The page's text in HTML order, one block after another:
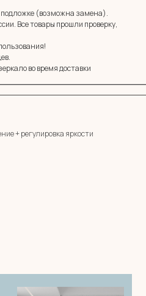
(возможна замена).
Все товары прошли проверку,
во время доставки
+ регулировка яркости